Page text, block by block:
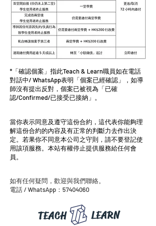
*「確認個案」指此Teach & Learn職員如在電話
對話中/ WhatsApp表明「個案已經確認」，如導
師沒有提出反對，個案已被視為「已確
認/Confirmed/已接受已接納」。
當你表示同意及遵守這份合約，這代表你能夠理
解這份合約的內容及有正常的判斷力去作出決
定。若果你不同意本公司之守則，請不要登記使
用該項服務。本站有權停止提供服務給任何會
員。
如有任何疑問，歡迎與我們聯絡。
電話 / WhatsApp：57404060
LEARN
TEACH